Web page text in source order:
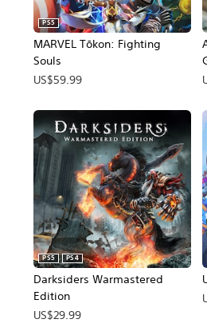
MARVEL Tōkon: Fighting
Souls
PS5
US$59.99
Darksiders Warmastered
Edition
PS5 PS4
US$29.99